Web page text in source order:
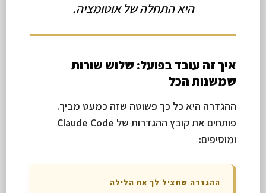
היא התחלה של אוטומציה.
איך זה עובד בפועל: שלוש שורות
שמשנות הכל
ההגדרה היא כל כך פשוטה שזה כמעט מביך.
פותחים את קובץ ההגדרות של Claude Code
ומוסיפים:
ההגדרה שתציל לך את הלילה